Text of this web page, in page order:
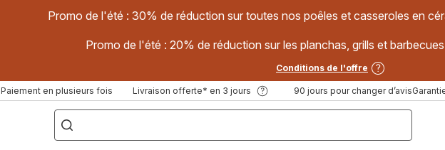
Promo de l'été : 30% de réduction sur toutes nos poêles et casseroles en
Promo de l'été : 20% de réduction sur les planchas, grills et
Conditions de l'offre
Paiement en plusieurs fois Livraison offerte* en 3 jours 90 jours pour changer d’avis
["Poêles
inox,
Cake
Factory,